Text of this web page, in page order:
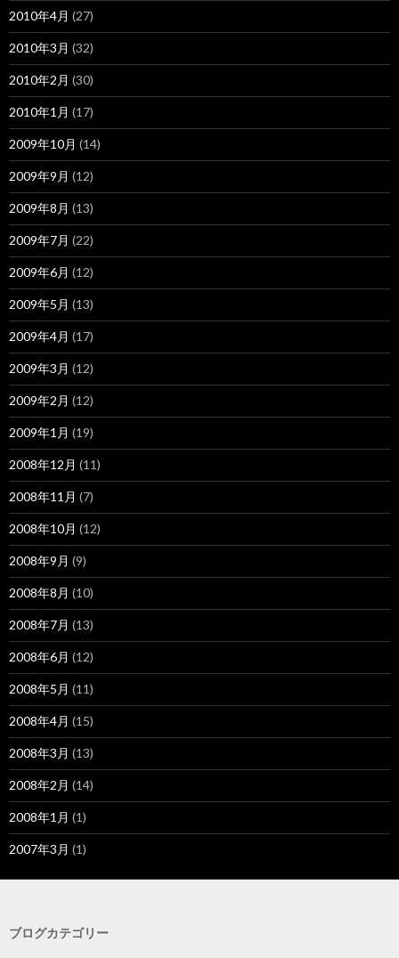
2010年4月 (27)
2010年3月 (32)
2010年2月 (30)
2010年1月 (17)
2009年10月 (14)
2009年9月 (12)
2009年8月 (13)
2009年7月 (22)
2009年6月 (12)
2009年5月 (13)
2009年4月 (17)
2009年3月 (12)
2009年2月 (12)
2009年1月 (19)
2008年12月 (11)
2008年11月 (7)
2008年10月 (12)
2008年9月 (9)
2008年8月 (10)
2008年7月 (13)
2008年6月 (12)
2008年5月 (11)
2008年4月 (15)
2008年3月 (13)
2008年2月 (14)
2008年1月 (1)
2007年3月 (1)
ブログカテゴリー